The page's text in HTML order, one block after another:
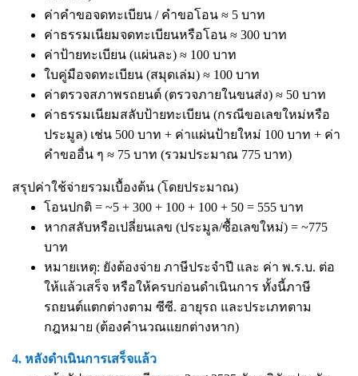
ค่าคำขอจดทะเบียน / คำขอโอน ≈ 5 บาท
ค่าธรรมเนียมจดทะเบียนหรือโอน ≈ 300 บาท
ค่าป้ายทะเบียน (แผ่นละ) ≈ 100 บาท
ใบคู่มือจดทะเบียน (สมุดเล่ม) ≈ 100 บาท
ค่าตรวจสภาพรถยนต์ (ตรวจภายในขนส่ง) ≈ 50 บาท
ค่าธรรมเนียมสลับป้ายทะเบียน (กรณีขอเลขใหม่หรือ
ประมูล) เช่น 500 บาท + ค่าแผ่นป้ายใหม่ 100 บาท + ค่า
คำขออื่น ๆ ≈ 75 บาท (รวมประมาณ 775 บาท)
สรุปค่าใช้จ่ายรวมเบื้องต้น (โดยประมาณ)
โอนปกติ = ~5 + 300 + 100 + 100 + 50 = 555 บาท
หากสลับหรือเปลี่ยนเลข (ประมูล/ซื้อเลขใหม่) = ~775
บาท
หมายเหตุ: ยังต้องจ่าย ภาษีประจำปี และ ค่า พ.ร.บ. ต่อ
ให้แล้วเสร็จ หรือให้ครบก่อนดำเนินการ ทั้งนี้ภาษี
รถยนต์แตกต่างตาม ซีซี. อายุรถ และประเภทตาม
กฎหมาย (ต้องคำนวณแยกต่างหาก)
4. หลังดำเนินการเสร็จแล้ว